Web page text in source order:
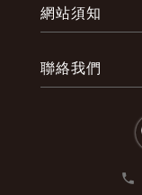
網站須知
聯絡我們
phone